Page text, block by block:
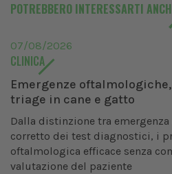
POTREBBERO INTERESSARTI
07/08/2026
CLINICA
Emergenze
triage in cane e gatto
Dalla distinzione tra emergenza
corretto dei test diagnostici, i
oftalmologica efficace senza
valutazione del paziente